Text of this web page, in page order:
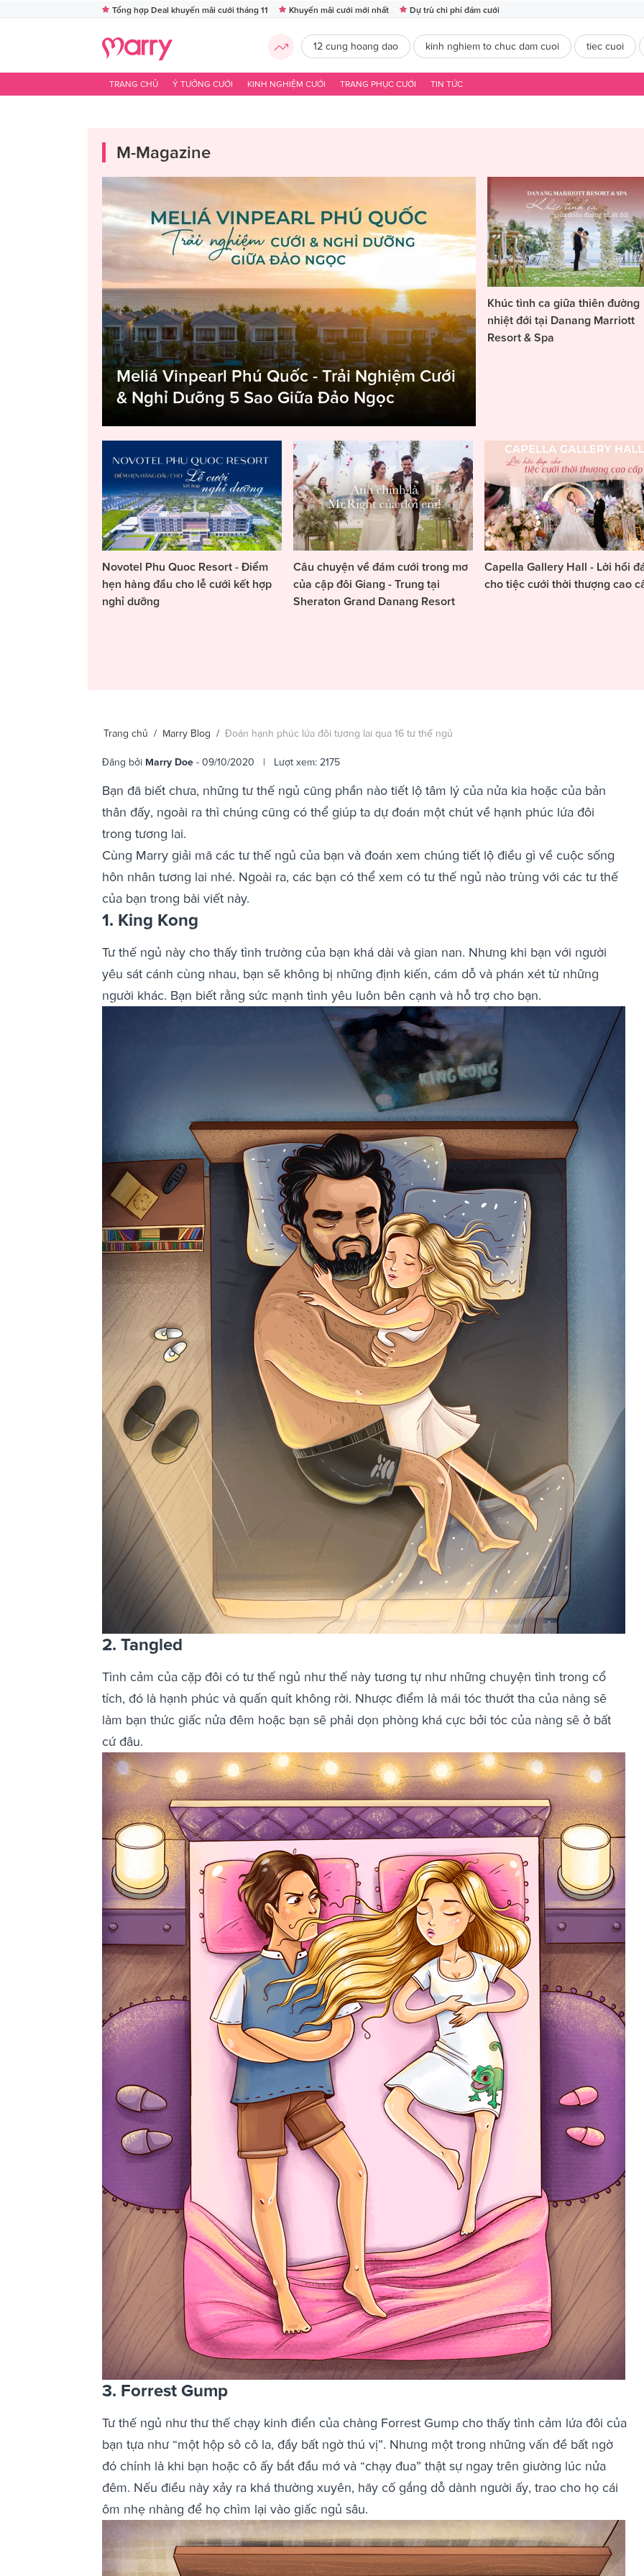
Tổng hợp Deal khuyến mãi cưới tháng 11 Khuyến mãi cưới mới nhất Dự trù chi phí đám cưới
12 cung hoang dao kinh nghiem to chuc dam cuoi tiec cuoi
TRANG CHỦ Ý TƯỞNG CƯỚI KINH NGHIỆM CƯỚI TRANG PHỤC CƯỚI TIN TỨC
M-Magazine
Meliá Vinpearl Phú Quốc - Trải Nghiệm Cưới
& Nghỉ Dưỡng 5 Sao Giữa Đảo Ngọc
Khúc tình ca giữa thiên đường
nhiệt đới tại Danang Marriott
Resort & Spa
Novotel Phu Quoc Resort - Điểm
hẹn hàng đầu cho lễ cưới kết hợp
nghỉ dưỡng
Câu chuyện về đám cưới trong mơ
của cặp đôi Giang - Trung tại
Sheraton Grand Danang Resort
Capella Gallery Hall - Lời hồi
cho tiệc cưới thời thượng cao
Trang chủ / Marry Blog / Đoán hạnh phúc lứa đôi tương lai qua 16 tư thế ngủ
Đăng bởi Marry Doe - 09/10/2020 | Lượt xem: 2175
Bạn đã biết chưa, những tư thế ngủ cũng phần nào tiết lộ tâm lý của nửa kia hoặc của bản
thân đấy, ngoài ra thì chúng cũng có thể giúp ta dự đoán một chút về hạnh phúc lứa đôi
trong tương lai.
Cùng Marry giải mã các tư thế ngủ của bạn và đoán xem chúng tiết lộ điều gì về cuộc sống
hôn nhân tương lai nhé. Ngoài ra, các bạn có thể xem có tư thế ngủ nào trùng với các tư thế
của bạn trong bài viết này.
1. King Kong
Tư thế ngủ này cho thấy tình trường của bạn khá dài và gian nan. Nhưng khi bạn với người
yêu sát cánh cùng nhau, bạn sẽ không bị những định kiến, cám dỗ và phán xét từ những
người khác. Bạn biết rằng sức mạnh tình yêu luôn bên cạnh và hỗ trợ cho bạn.
2. Tangled
Tình cảm của cặp đôi có tư thế ngủ như thế này tương tự như những chuyện tình trong cổ
tích, đó là hạnh phúc và quấn quít không rời. Nhược điểm là mái tóc thướt tha của nàng sẽ
làm bạn thức giấc nửa đêm hoặc bạn sẽ phải dọn phòng khá cực bởi tóc của nàng sẽ ở bất
cứ đâu.
3. Forrest Gump
Tư thế ngủ như thư thế chạy kinh điển của chàng Forrest Gump cho thấy tình cảm lứa đôi của
bạn tựa như “một hộp sô cô la, đầy bất ngờ thú vị”. Nhưng một trong những vấn đề bất ngờ
đó chính là khi bạn hoặc cô ấy bắt đầu mớ và “chạy đua” thật sự ngay trên giường lúc nửa
đêm. Nếu điều này xảy ra khá thường xuyên, hãy cố gắng dỗ dành người ấy, trao cho họ cái
ôm nhẹ nhàng để họ chìm lại vào giấc ngủ sâu.